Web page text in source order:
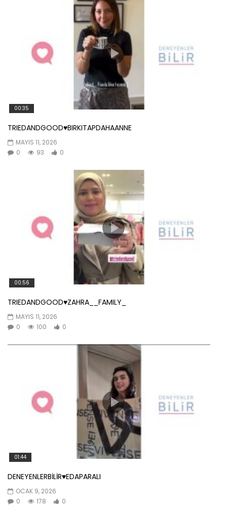
00:35
TRIEDANDGOOD♥️BIRKITAPDAHAANNE
MAYIS 11, 2026
0
93 0
00:56
TRIEDANDGOOD♥️ZAHRA__FAMILY_
MAYIS 11, 2026
0
100 0
01:44
DENEYENLERBİLİR♥️EDAPARALI
OCAK 9, 2026
0
178 0